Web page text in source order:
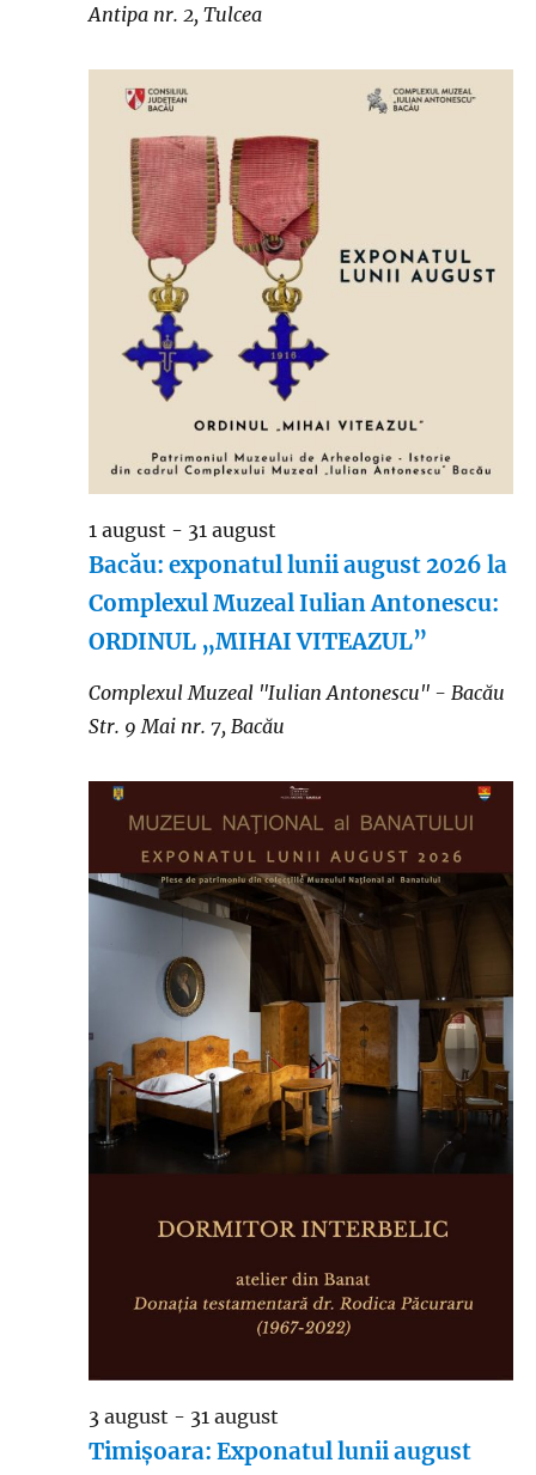
Antipa nr. 2, Tulcea
Bacău: exponatul lunii august 2026 la
Complexul Muzeal Iulian Antonescu:
ORDINUL „MIHAI VITEAZUL”
1 august - 31 august
Complexul Muzeal "Iulian Antonescu" - Bacău
Str. 9 Mai nr. 7, Bacău
Timișoara: Exponatul lunii august
3 august - 31 august